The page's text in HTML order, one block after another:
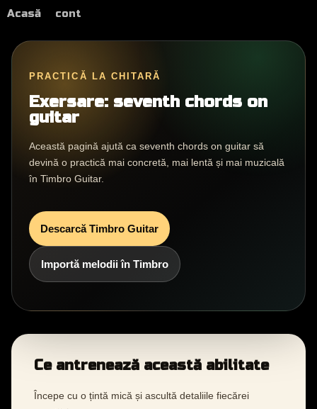
Acasă cont
PRACTICĂ LA CHITARĂ
Exersare: seventh chords on
guitar
Această pagină ajută ca seventh chords on guitar să
devină o practică mai concretă, mai lentă și mai muzicală
în Timbro Guitar.
Descarcă Timbro Guitar
Importă melodii în Timbro
Ce antrenează această abilitate
Începe cu o țintă mică și ascultă detaliile fiecărei